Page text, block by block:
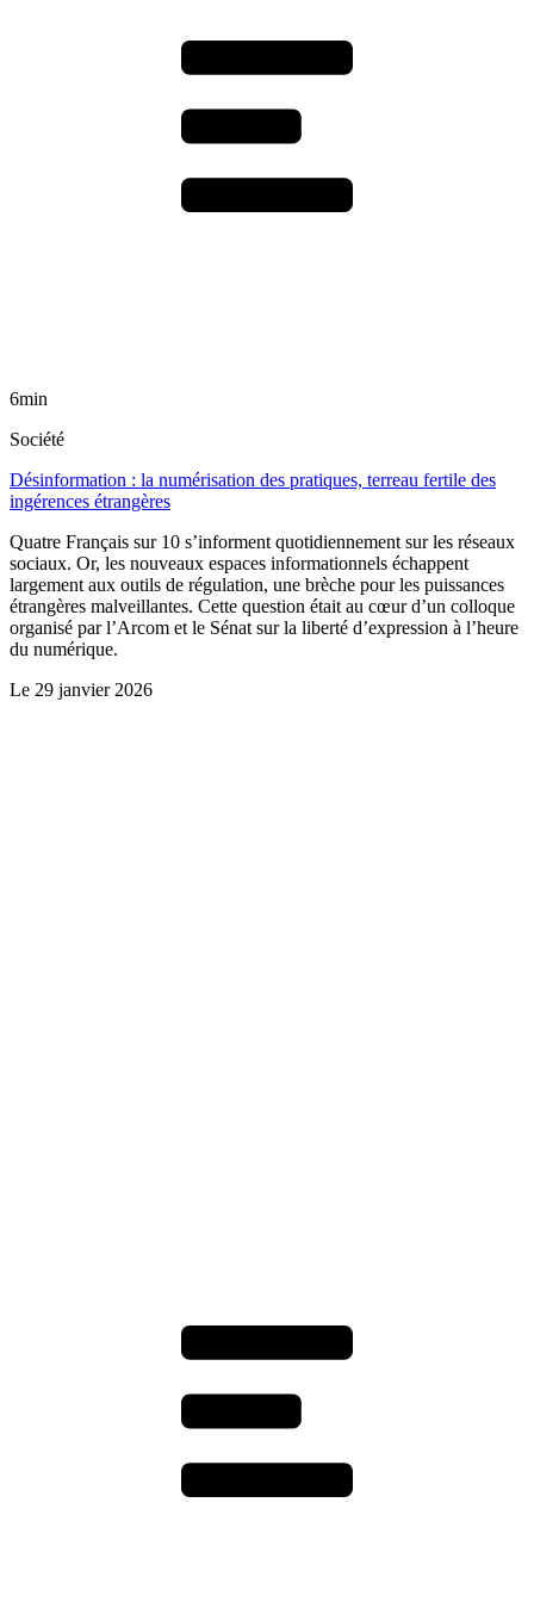
6min
Société
Désinformation : la numérisation des pratiques, terreau fertile des
ingérences étrangères
Quatre Français sur 10 s’informent quotidiennement sur les réseaux
sociaux. Or, les nouveaux espaces informationnels échappent
largement aux outils de régulation, une brèche pour les puissances
étrangères malveillantes. Cette question était au cœur d’un colloque
organisé par l’Arcom et le Sénat sur la liberté d’expression à l’heure
du numérique.
Le 29 janvier 2026